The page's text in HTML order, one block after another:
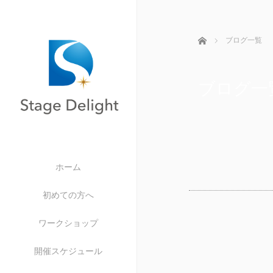
ホーム
初めての方へ
ワークショップ
開催スケジュール
ホーム ブログ一覧